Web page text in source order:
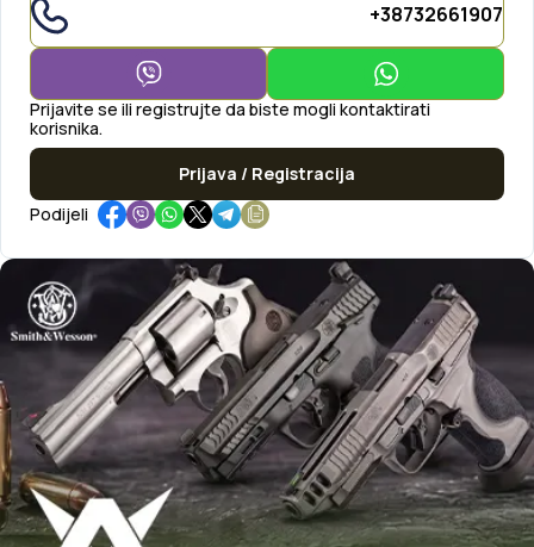
+38732661907
Prijavite se ili registrujte da biste mogli kontaktirati
korisnika.
Prijava / Registracija
Podijeli